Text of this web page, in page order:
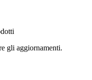
gli aggiornamenti.